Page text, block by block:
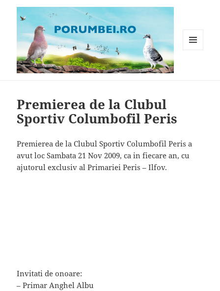
Premierea de la Clubul
Sportiv Columbofil Peris
Premierea de la Clubul Sportiv Columbofil Peris a
avut loc Sambata 21 Nov 2009, ca in fiecare an, cu
ajutorul exclusiv al Primariei Peris – Ilfov.
Invitati de onoare:
– Primar Anghel Albu